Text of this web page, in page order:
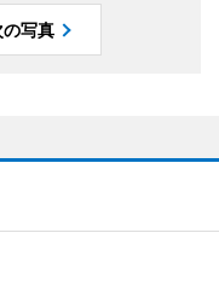
の写真